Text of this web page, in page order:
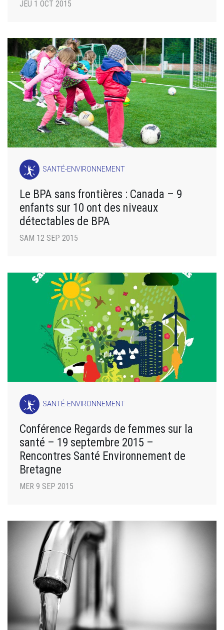
JEU 1 OCT 2015
SANTÉ-ENVIRONNEMENT
Le BPA sans frontières : Canada – 9
enfants sur 10 ont des niveaux
détectables de BPA
SAM 12 SEP 2015
SANTÉ-ENVIRONNEMENT
Conférence Regards de femmes sur la
santé – 19 septembre 2015 –
Rencontres Santé Environnement de
Bretagne
MER 9 SEP 2015